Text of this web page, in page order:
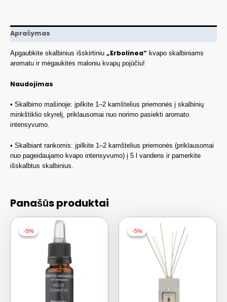
ERBBUCVIVACE15
Aprašymas
Apgaubkite skalbinius išskirtiniu „Erbolinea“ kvapo skalbiniams
aromatu ir mėgaukitės maloniu kvapų pojūčiu!
Naudojimas
• Skalbimo mašinoje: įpilkite 1–2 kamštelius priemonės į skalbinių
minkštiklio skyrelį, priklausomai nuo norimo pasiekti aromato
intensyvumo.
• Skalbiant rankomis: įpilkite 1–2 kamštelius priemonės (priklausomai
nuo pageidaujamo kvapo intensyvumo) į 5 l vandens ir pamerkite
išskalbtus skalbinius.
Panašūs produktai
-5%
-5% -5%
-5%